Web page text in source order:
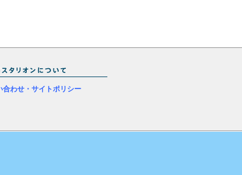
合わせ・サイトポリシー